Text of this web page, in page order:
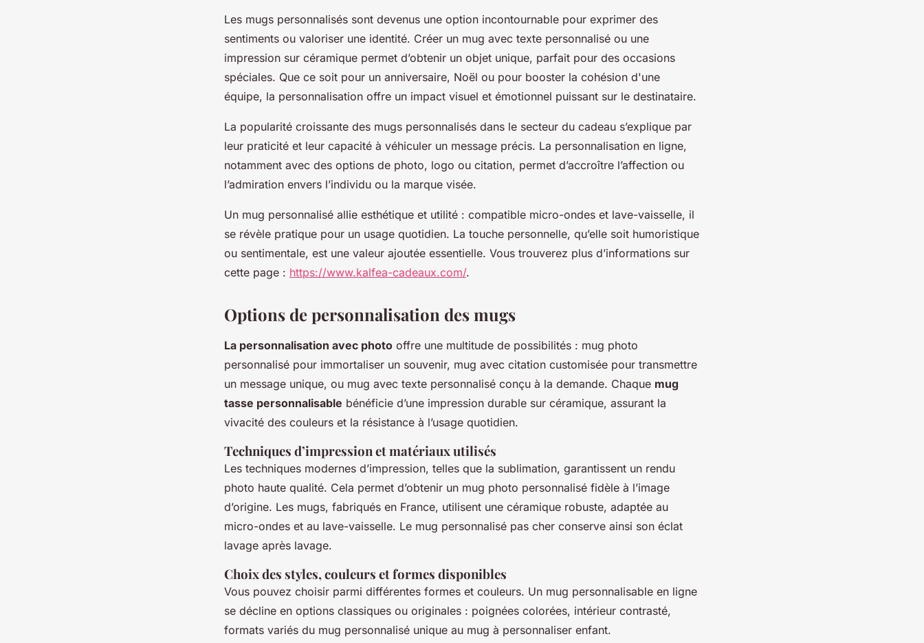
Les mugs personnalisés sont devenus une option incontournable pour exprimer des
sentiments ou valoriser une identité. Créer un mug avec texte personnalisé ou une
impression sur céramique permet d’obtenir un objet unique, parfait pour des occasions
spéciales. Que ce soit pour un anniversaire, Noël ou pour booster la cohésion d'une
équipe, la personnalisation offre un impact visuel et émotionnel puissant sur le destinataire.
La popularité croissante des mugs personnalisés dans le secteur du cadeau s’explique par
leur praticité et leur capacité à véhiculer un message précis. La personnalisation en ligne,
notamment avec des options de photo, logo ou citation, permet d’accroître l’affection ou
l’admiration envers l’individu ou la marque visée.
Un mug personnalisé allie esthétique et utilité : compatible micro-ondes et lave-vaisselle, il
se révèle pratique pour un usage quotidien. La touche personnelle, qu’elle soit humoristique
ou sentimentale, est une valeur ajoutée essentielle. Vous trouverez plus d’informations sur
cette page : https://www.kalfea-cadeaux.com/.
Options de personnalisation des mugs
La personnalisation avec photo offre une multitude de possibilités : mug photo
personnalisé pour immortaliser un souvenir, mug avec citation customisée pour transmettre
un message unique, ou mug avec texte personnalisé conçu à la demande. Chaque mug
tasse personnalisable bénéficie d’une impression durable sur céramique, assurant la
vivacité des couleurs et la résistance à l’usage quotidien.
Techniques d’impression et matériaux utilisés
Les techniques modernes d’impression, telles que la sublimation, garantissent un rendu
photo haute qualité. Cela permet d’obtenir un mug photo personnalisé fidèle à l’image
d’origine. Les mugs, fabriqués en France, utilisent une céramique robuste, adaptée au
micro-ondes et au lave-vaisselle. Le mug personnalisé pas cher conserve ainsi son éclat
lavage après lavage.
Choix des styles, couleurs et formes disponibles
Vous pouvez choisir parmi différentes formes et couleurs. Un mug personnalisable en ligne
se décline en options classiques ou originales : poignées colorées, intérieur contrasté,
formats variés du mug personnalisé unique au mug à personnaliser enfant.